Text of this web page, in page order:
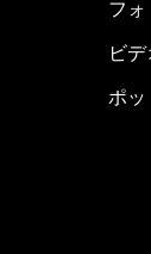
フ
ビ
ポッ